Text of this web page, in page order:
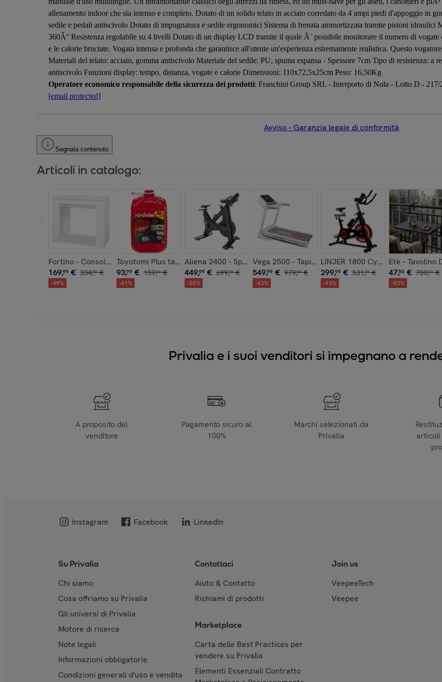
allenamento indoor che sia intenso e completo. Dotato di un solido telaio in acciaio corredato da 4 ampi piedi d'appoggio in
sedile e pedali antiscivolo Dotato di impugnatura e sedile ergonomici Sistema di frenata ammortizzata tramite pistoni
360Â° Resistenza regolabile su 4 livelli Dotato di un display LCD tramite il quale Ã¨ possibile monitorare il numero di vogate
e le calorie bruciate. Vogata intensa e profonda che garantisce all'utente un'esperienza estremamente realistica. Questo
Materiali del telaio: acciaio, gomma antiscivolo Materiale del sedile: PU, spuma espansa - Spessore 7cm Tipo di resistenza: a
antiscivolo Funzioni display: tempo, distanza, vogate e calorie Dimensioni: 110x72,5x25cm Peso: 16,50Kg
Operatore economico responsabile della sicurezza dei prodotti: Franchini Group SRL - Interporto di Nola - Lotto D -
[email protected]
Avviso – Garanzia legale di conformità
Segnala contenuto
Articoli in catalogo:
Fortino - Consolle estendibile fino a 250cm
169,99 € 334,99 €
-49%
Toyotomi Plus tanica da 20 Lt - Combustibile inodore per stufe Zibro
93,99 € 159,99 €
-41%
Aliena 2400 - Spin Bike Cyclette da Corsa con Volano 24 Kg
449,99 € 699,99 €
-35%
Vega 2500 - Tapis roulant elettrico pieghevole
549,99 € 979,99 €
-43%
LINJER 1800 Cyclette da corsa
299,99 € 531,99 €
-43%
Etè - Tavolino
47,50 € 700,00 €
-93%
Privalia e i suoi venditori si impegnano a
A proposito del
venditore
Pagamento sicuro al
100%
Marchi selezionati da
Privalia
articoli
Instagram Facebook LinkedIn
Su Privalia
Chi siamo
Cosa offriamo su Privalia
Gli universi di Privalia
Motore di ricerca
Note legali
Informazioni obbligatorie
Condizioni generali d'uso e vendita
Contattaci
Aiuto & Contatto
Richiami di prodotti
Marketplace
Carta delle Best Practices per
vendere su Privalia
Elementi Essenziali Contratto
Join us
VeepeeTech
Veepee